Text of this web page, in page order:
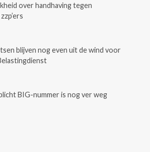
over handhaving tegen
blijven nog even uit de wind voor
BIG-nummer is nog ver weg